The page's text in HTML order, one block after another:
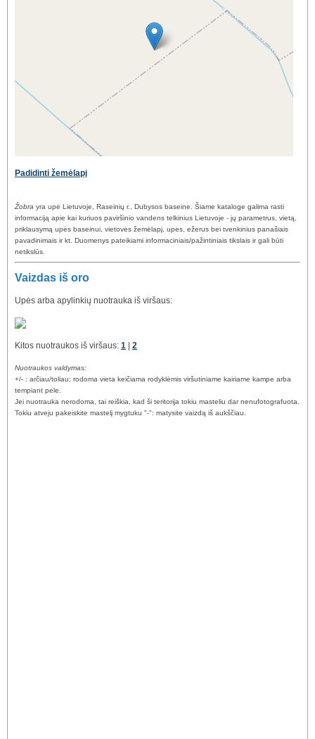
Padidinti žemėlapį
Žobra yra upė Lietuvoje, Raseinių r., Dubysos baseine. Šiame kataloge galima rasti
informaciją apie kai kuriuos paviršinio vandens telkinius Lietuvoje - jų parametrus, vietą,
priklausymą upės baseinui, vietovės žemėlapį, upes, ežerus bei tvenkinius panašiais
pavadinimais ir kt. Duomenys pateikiami informaciniais/pažintiniais tikslais ir gali būti
netikslūs.
Vaizdas iš oro
Upės arba apylinkių nuotrauka iš viršaus:
Kitos nuotraukos iš viršaus: 1 2
Nuotraukos valdymas:
+/- : arčiau/toliau; rodoma vieta keičiama rodyklėmis viršutiniame kairiame kampe arba
tempiant pele.
Jei nuotrauka nerodoma, tai reiškia, kad ši teritorija tokiu masteliu dar nenufotografuota.
Tokiu atveju pakeiskite mastelį mygtuku "-": matysite vaizdą iš aukščiau.